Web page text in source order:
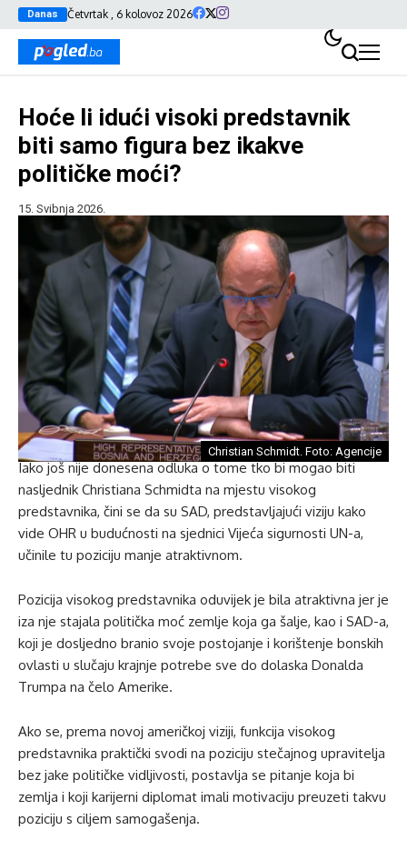
Danas Četvrtak , 6 kolovoz 2026
Hoće li idući visoki predstavnik
biti samo figura bez ikakve
političke moći?
15. Svibnja 2026.
Christian Schmidt. Foto: Agencije
Iako još nije donesena odluka o tome tko bi mogao biti
nasljednik Christiana Schmidta na mjestu visokog
predstavnika, čini se da su SAD, predstavljajući viziju kako
vide OHR u budućnosti na sjednici Vijeća sigurnosti UN-a,
učinile tu poziciju manje atraktivnom.
Pozicija visokog predstavnika oduvijek je bila atraktivna jer je
iza nje stajala politička moć zemlje koja ga šalje, kao i SAD-a,
koji je dosljedno branio svoje postojanje i korištenje bonskih
ovlasti u slučaju krajnje potrebe sve do dolaska Donalda
Trumpa na čelo Amerike.
Ako se, prema novoj američkoj viziji, funkcija visokog
predstavnika praktički svodi na poziciju stečajnog upravitelja
bez jake političke vidljivosti, postavlja se pitanje koja bi
zemlja i koji karijerni diplomat imali motivaciju preuzeti takvu
poziciju s ciljem samogašenja.